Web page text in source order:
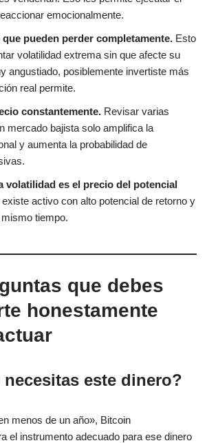
emocionalmente.
pueden perder completamente. Esto
volatilidad extrema sin que afecte su
angustiado, posiblemente invertiste más
real permite.
constantemente. Revisar varias
mercado bajista solo amplifica la
y aumenta la probabilidad de
volatilidad es el precio del potencial
existe activo con alto potencial de retorno y
tiempo.
que debes
honestamente
necesitas este dinero?
menos de un año», Bitcoin
el instrumento adecuado para ese dinero